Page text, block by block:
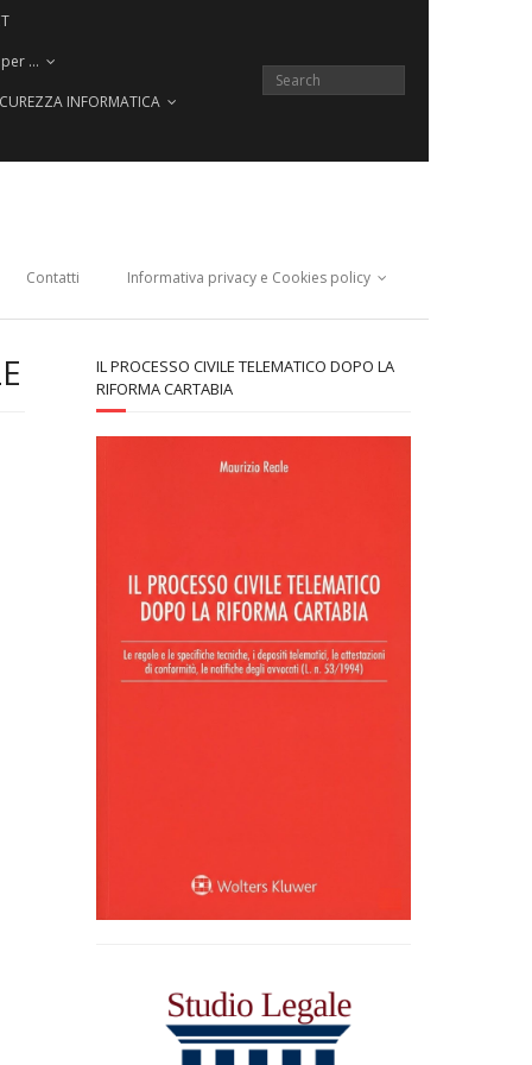
…
INFORMATICA
Contatti Informativa privacy e Cookies policy
IL PROCESSO CIVILE TELEMATICO DOPO LA
RIFORMA CARTABIA